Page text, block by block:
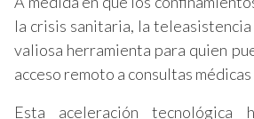
la crisis sanitaria, la
valiosa herramienta para quien
acceso remoto a consultas
Esta aceleración tecnológica